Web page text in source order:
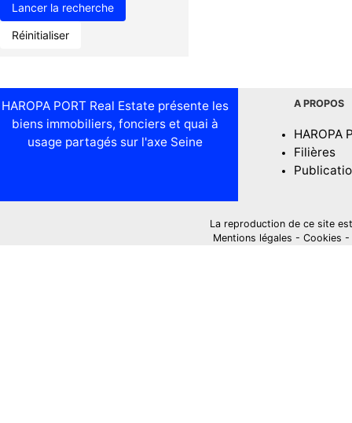
Réinitialiser
HAROPA PORT Real Estate présente les
biens immobiliers, fonciers et quai à
usage partagés sur l'axe Seine
A PROPOS
HAROPA
Filières
La reproduction de ce site
Mentions légales - Cookies -